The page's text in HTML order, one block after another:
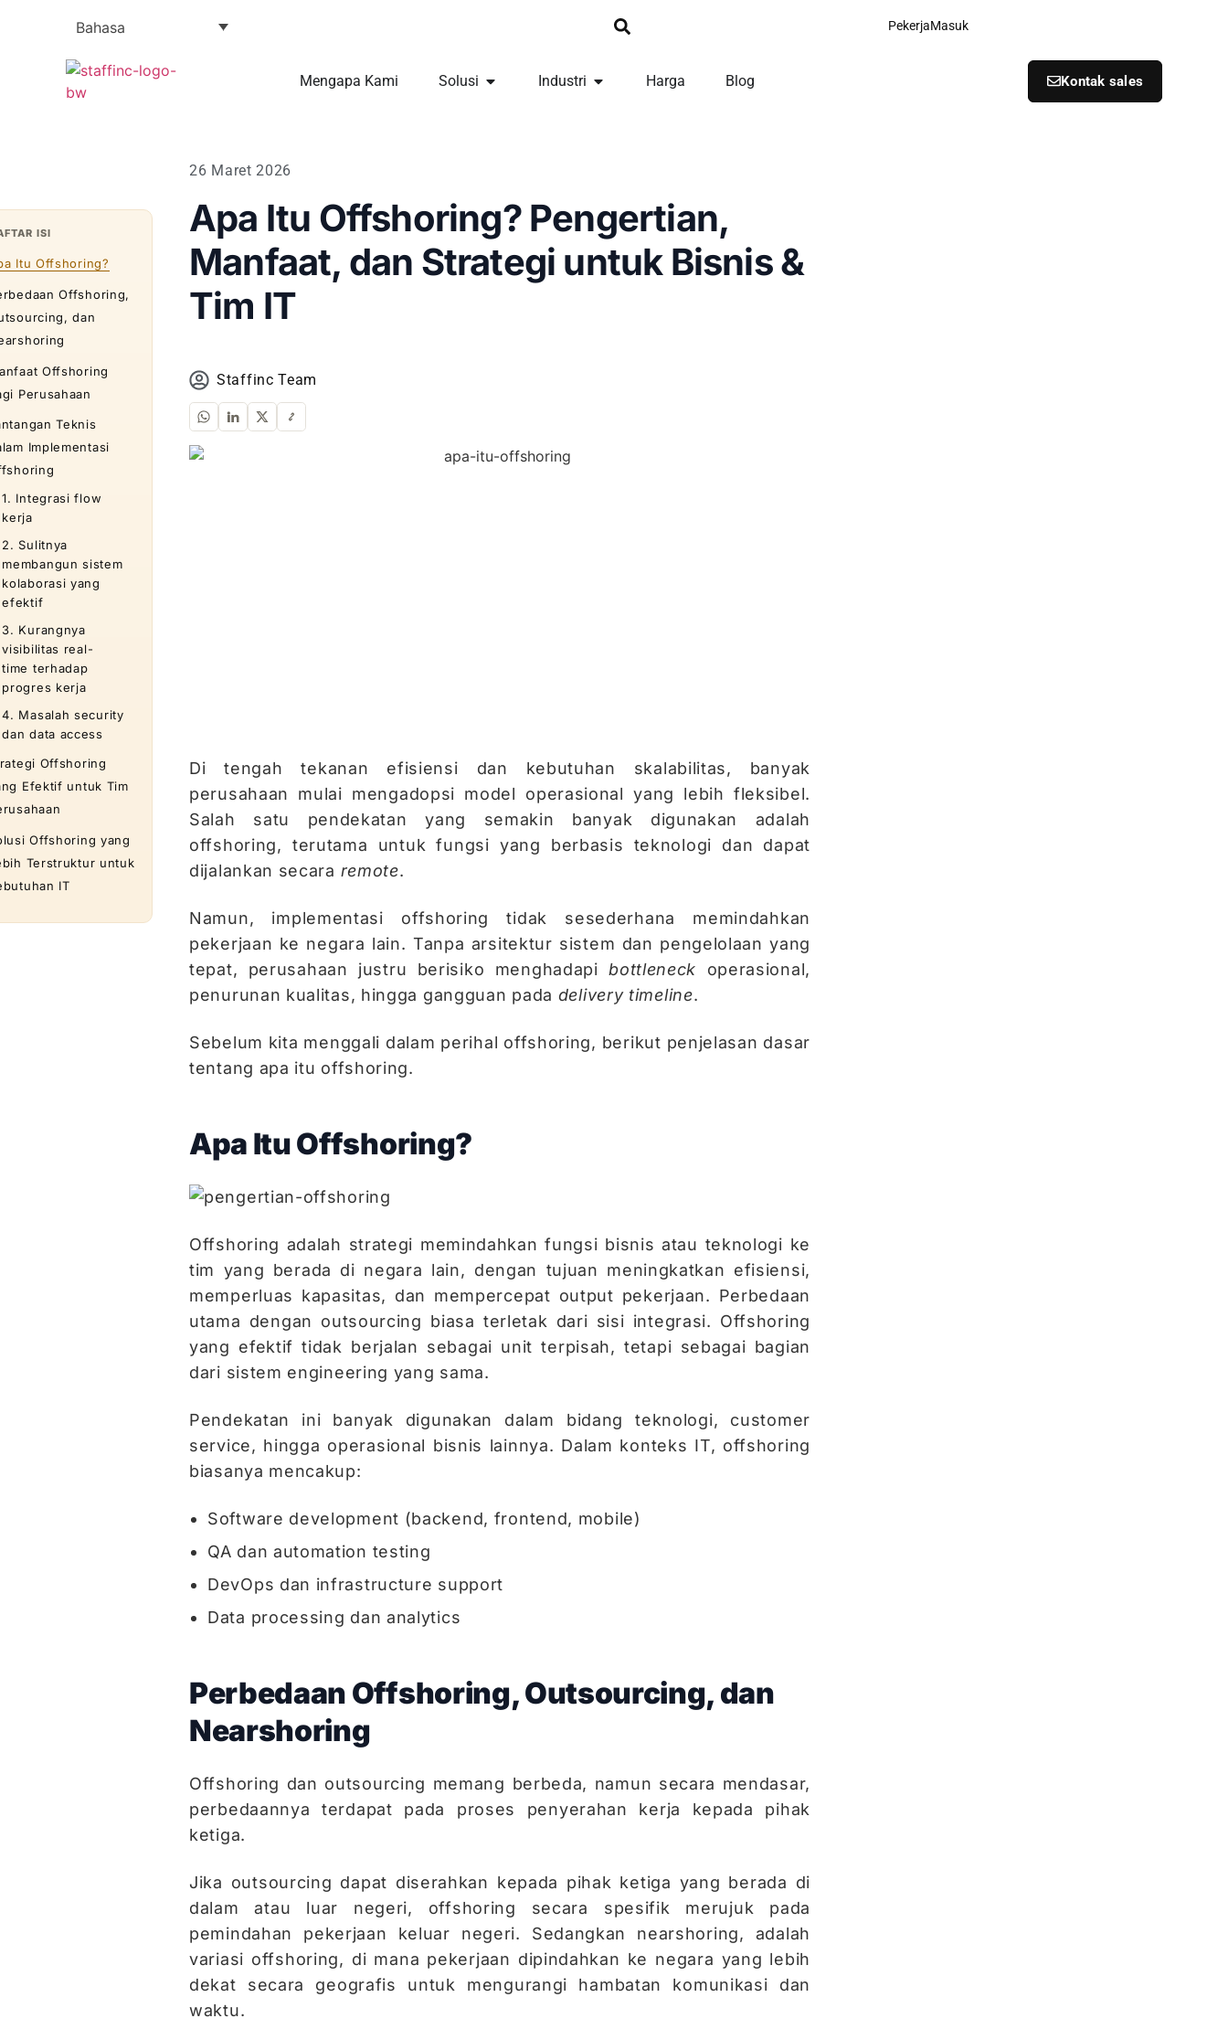
Bahasa PekerjaMasuk
Mengapa Kami Solusi Industri Harga Blog Kontak sales
26 Maret 2026
Apa Itu Offshoring? Pengertian,
Manfaat, dan Strategi untuk Bisnis &
Tim IT
Staffinc Team
ISI
Itu Offshoring?
Offshoring,
dan
Offshoring
Perusahaan
Teknis
Implementasi
1. Integrasi flow
kerja
2. Sulitnya
membangun sistem
kolaborasi yang
efektif
3. Kurangnya
visibilitas real-
time terhadap
progres kerja
4. Masalah security
dan data access
Offshoring
Efektif untuk Tim
Offshoring yang
Terstruktur untuk
IT
Di tengah tekanan efisiensi dan kebutuhan skalabilitas, banyak
perusahaan mulai mengadopsi model operasional yang lebih fleksibel.
Salah satu pendekatan yang semakin banyak digunakan adalah
offshoring, terutama untuk fungsi yang berbasis teknologi dan dapat
dijalankan secara remote.
Namun, implementasi offshoring tidak sesederhana memindahkan
pekerjaan ke negara lain. Tanpa arsitektur sistem dan pengelolaan yang
tepat, perusahaan justru berisiko menghadapibottleneck operasional,
penurunan kualitas, hingga gangguan pada delivery timeline.
Sebelum kita menggali dalam perihal offshoring, berikut penjelasan dasar
tentang apa itu offshoring.
Apa Itu Offshoring?
Offshoring adalah strategi memindahkan fungsi bisnis atau teknologi ke
tim yang berada di negara lain, dengan tujuan meningkatkan efisiensi,
memperluas kapasitas, dan mempercepat output pekerjaan. Perbedaan
utama dengan outsourcing biasa terletak dari sisi integrasi. Offshoring
yang efektif tidak berjalan sebagai unit terpisah, tetapi sebagai bagian
dari sistem engineering yang sama.
Pendekatan ini banyak digunakan dalam bidang teknologi, customer
service, hingga operasional bisnis lainnya. Dalam konteks IT, offshoring
biasanya mencakup:
Software development (backend, frontend, mobile)
QA dan automation testing
DevOps dan infrastructure support
Data processing dan analytics
Perbedaan Offshoring, Outsourcing, dan
Nearshoring
Offshoring dan outsourcing memang berbeda, namun secara mendasar,
perbedaannya terdapat pada proses penyerahan kerja kepada pihak
ketiga.
Jika outsourcing dapat diserahkan kepada pihak ketiga yang berada di
dalam atau luar negeri, offshoring secara spesifik merujuk pada
pemindahan pekerjaan keluar negeri. Sedangkan nearshoring, adalah
variasi offshoring, di mana pekerjaan dipindahkan ke negara yang lebih
dekat secara geografis untuk mengurangi hambatan komunikasi dan
waktu.